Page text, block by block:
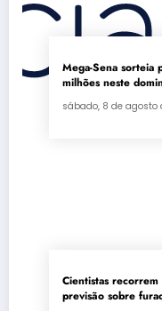
Mega-Sena sorteia
milhões neste
sábado, 8 de agosto
Cientistas
previsão sobre